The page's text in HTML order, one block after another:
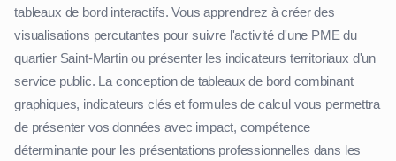
tableaux de bord interactifs. Vous apprendrez à créer des
visualisations percutantes pour suivre l'activité d'une PME du
quartier Saint-Martin ou présenter les indicateurs territoriaux d'un
service public. La conception de tableaux de bord combinant
graphiques, indicateurs clés et formules de calcul vous permettra
de présenter vos données avec impact, compétence
déterminante pour les présentations professionnelles dans les